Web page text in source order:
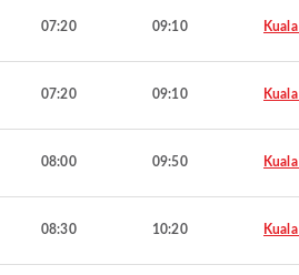
07:20 09:10
07:20 09:10
08:00 09:50
08:30 10:20